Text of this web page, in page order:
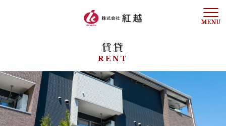
お知らせ
事務所案内
賃貸
RENT